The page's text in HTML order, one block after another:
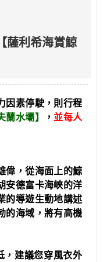
薩利希海賞鯨
因素停駛，則行程
蘭水壩】 ， 並每人
偉，從海面上的鯨
安德富卡海峡的洋
的導遊生動地講述
的海域，將有高機
，建議您穿風衣外